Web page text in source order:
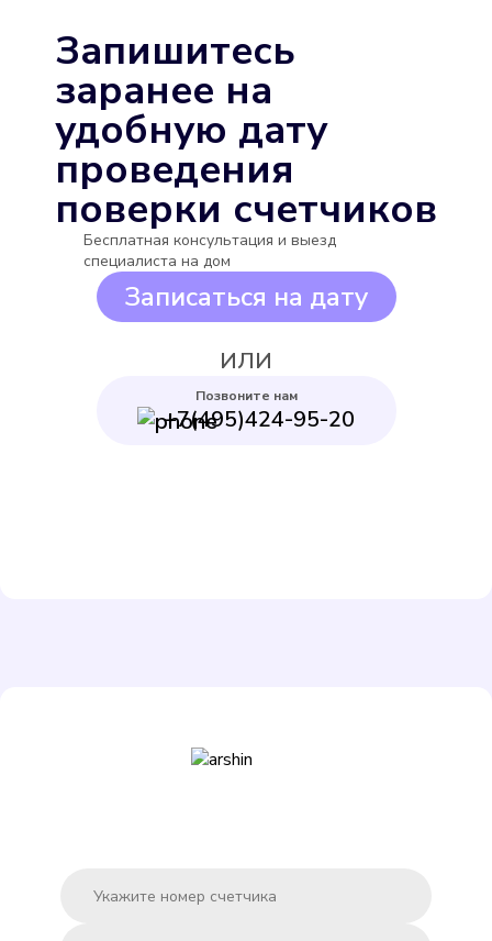
Выбрать
Бетар СГВ-15
Подробнее
Запишитесь
заранее на
удобную дату
проведения
поверки счетчиков
Бесплатная консультация и выезд
специалиста на дом
Записаться на дату
ИЛИ
Позвоните нам
+7(495)424-95-20